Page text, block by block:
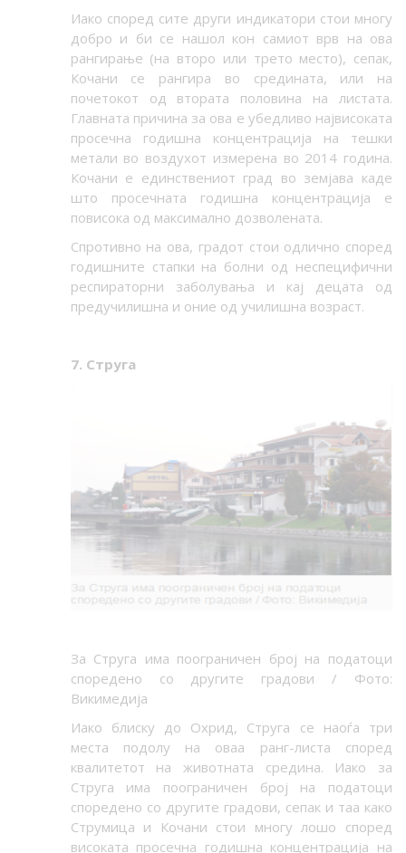
Иако според сите други индикатори стои многу
добро и би се нашол кон самиот врв на ова
рангирање (на второ или трето место), сепак,
Кочани се рангира во средината, или на
почетокот од втората половина на листата.
Главната причина за ова е убедливо највисоката
просечна годишна концентрација на тешки
метали во воздухот измерена во 2014 година.
Кочани е единствениот град во земјава каде
што просечната годишна концентрација е
повисока од максимално дозволената.
Спротивно на ова, градот стои одлично според
годишните стапки на болни од неспецифични
респираторни заболувања и кај децата од
предучилишна и оние од училишна возраст.
7. Струга
За Струга има поограничен број на податоци
споредено со другите градови / Фото:
Викимедија
Иако блиску до Охрид, Струга се наоѓа три
места подолу на оваа ранг-листа според
квалитетот на животната средина. Иако за
Струга има поограничен број на податоци
споредено со другите градови, сепак и таа како
Струмица и Кочани стои многу лошо според
високата просечна годишна концентрација на